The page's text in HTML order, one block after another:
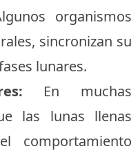
organismos
sincronizan su
lunares.
En muchas
las lunas llenas
comportamiento